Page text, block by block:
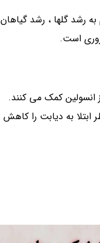
رشد گلها ، رشد گیاهان
است.
انسولین کمک می کنند.
به دیابت را کاهش